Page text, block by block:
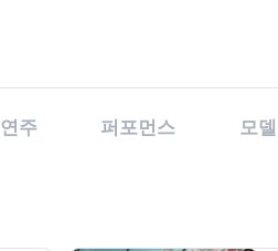
연주 퍼포먼스 모델